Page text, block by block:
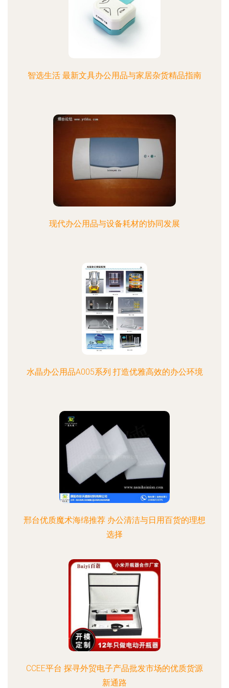
智选生活 最新文具办公用品与家居杂货精品指南
现代办公用品与设备耗材的协同发展
水晶办公用品A005系列 打造优雅高效的办公环境
邢台优质魔术海绵推荐 办公清洁与日用百货的理想
选择
CCEE平台 探寻外贸电子产品批发市场的优质货源
新通路